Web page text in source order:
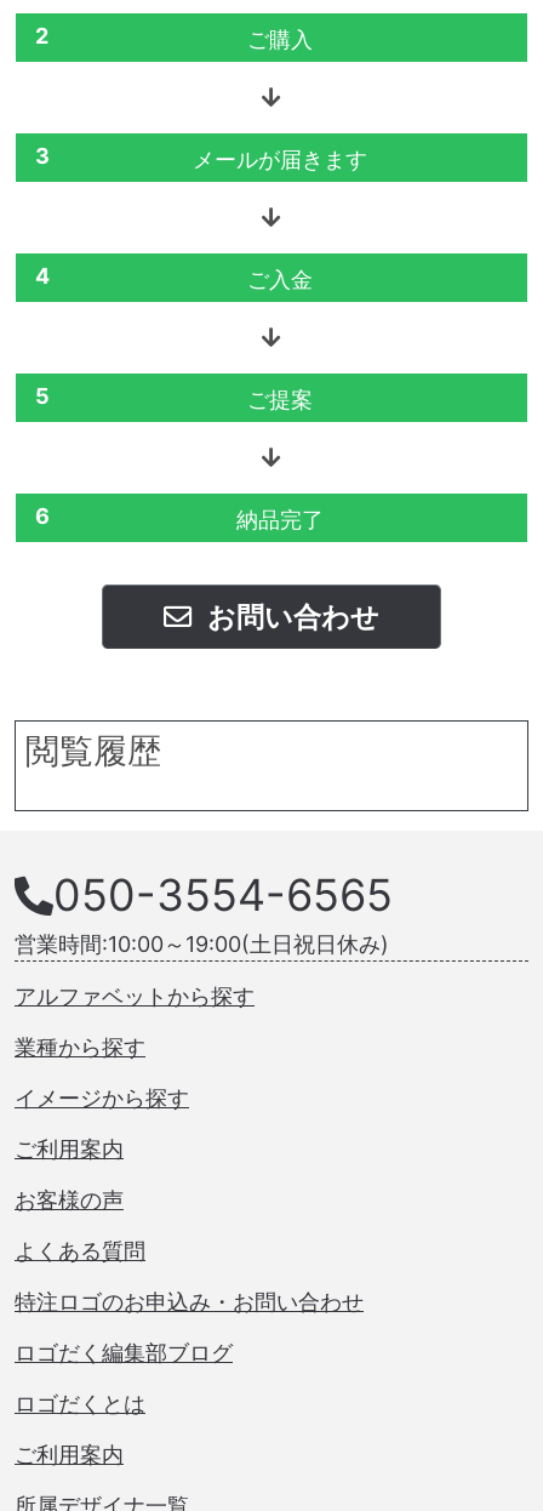
2 ご購入
3 メールが届きます
4 ご入金
5 ご提案
6 納品完了
お問い合わせ
閲覧履歴
050-3554-6565
営業時間:10:00～19:00(土日祝日休み)
アルファベットから探す
業種から探す
イメージから探す
ご利用案内
お客様の声
よくある質問
特注ロゴのお申込み・お問い合わせ
ロゴだく編集部ブログ
ロゴだくとは
ご利用案内
所属デザイナ一覧